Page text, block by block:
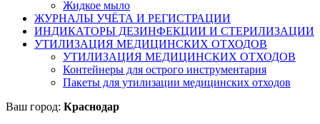
Жидкое мыло
ЖУРНАЛЫ УЧЁТА И РЕГИСТРАЦИИ
ИНДИКАТОРЫ ДЕЗИНФЕКЦИИ И СТЕРИЛИЗАЦИИ
УТИЛИЗАЦИЯ МЕДИЦИНСКИХ ОТХОДОВ
УТИЛИЗАЦИЯ МЕДИЦИНСКИХ ОТХОДОВ
Контейнеры для острого инструментария
Пакеты для утилизации медицинских отходов
Ваш город: Краснодар